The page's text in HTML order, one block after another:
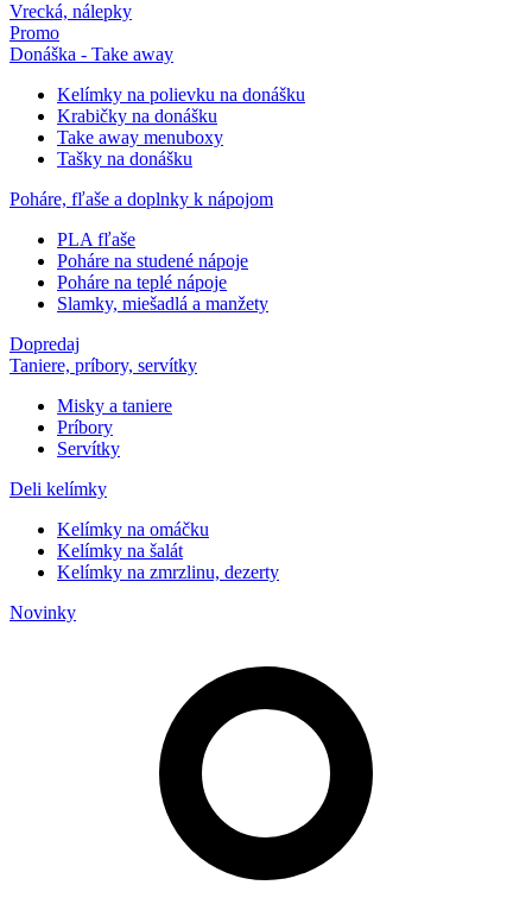
Vrecká, nálepky
Promo
Donáška - Take away
Kelímky na polievku na donášku
Krabičky na donášku
Take away menuboxy
Tašky na donášku
Poháre, fľaše a doplnky k nápojom
PLA fľaše
Poháre na studené nápoje
Poháre na teplé nápoje
Slamky, miešadlá a manžety
Dopredaj
Taniere, príbory, servítky
Misky a taniere
Príbory
Servítky
Deli kelímky
Kelímky na omáčku
Kelímky na šalát
Kelímky na zmrzlinu, dezerty
Novinky